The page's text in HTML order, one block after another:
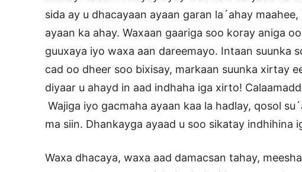
sida ay u dhacayaan ayaan garan la´ahay
ayaan ka ahay. Waxaan gaariga soo koray aniga
guuxaya iyo waxa aan dareemayo. Intaan suunka
cad oo dheer soo bixisay, markaan suunka xirtay
diyaar u ahayd in aad indhaha iga xirto!
Wajiga iyo gacmaha ayaan kaa la hadlay, qosol
ma siin. Dhankayga ayaad u soo sikatay indhihina
Waxa dhacaya, waxa aad damacsan tahay,